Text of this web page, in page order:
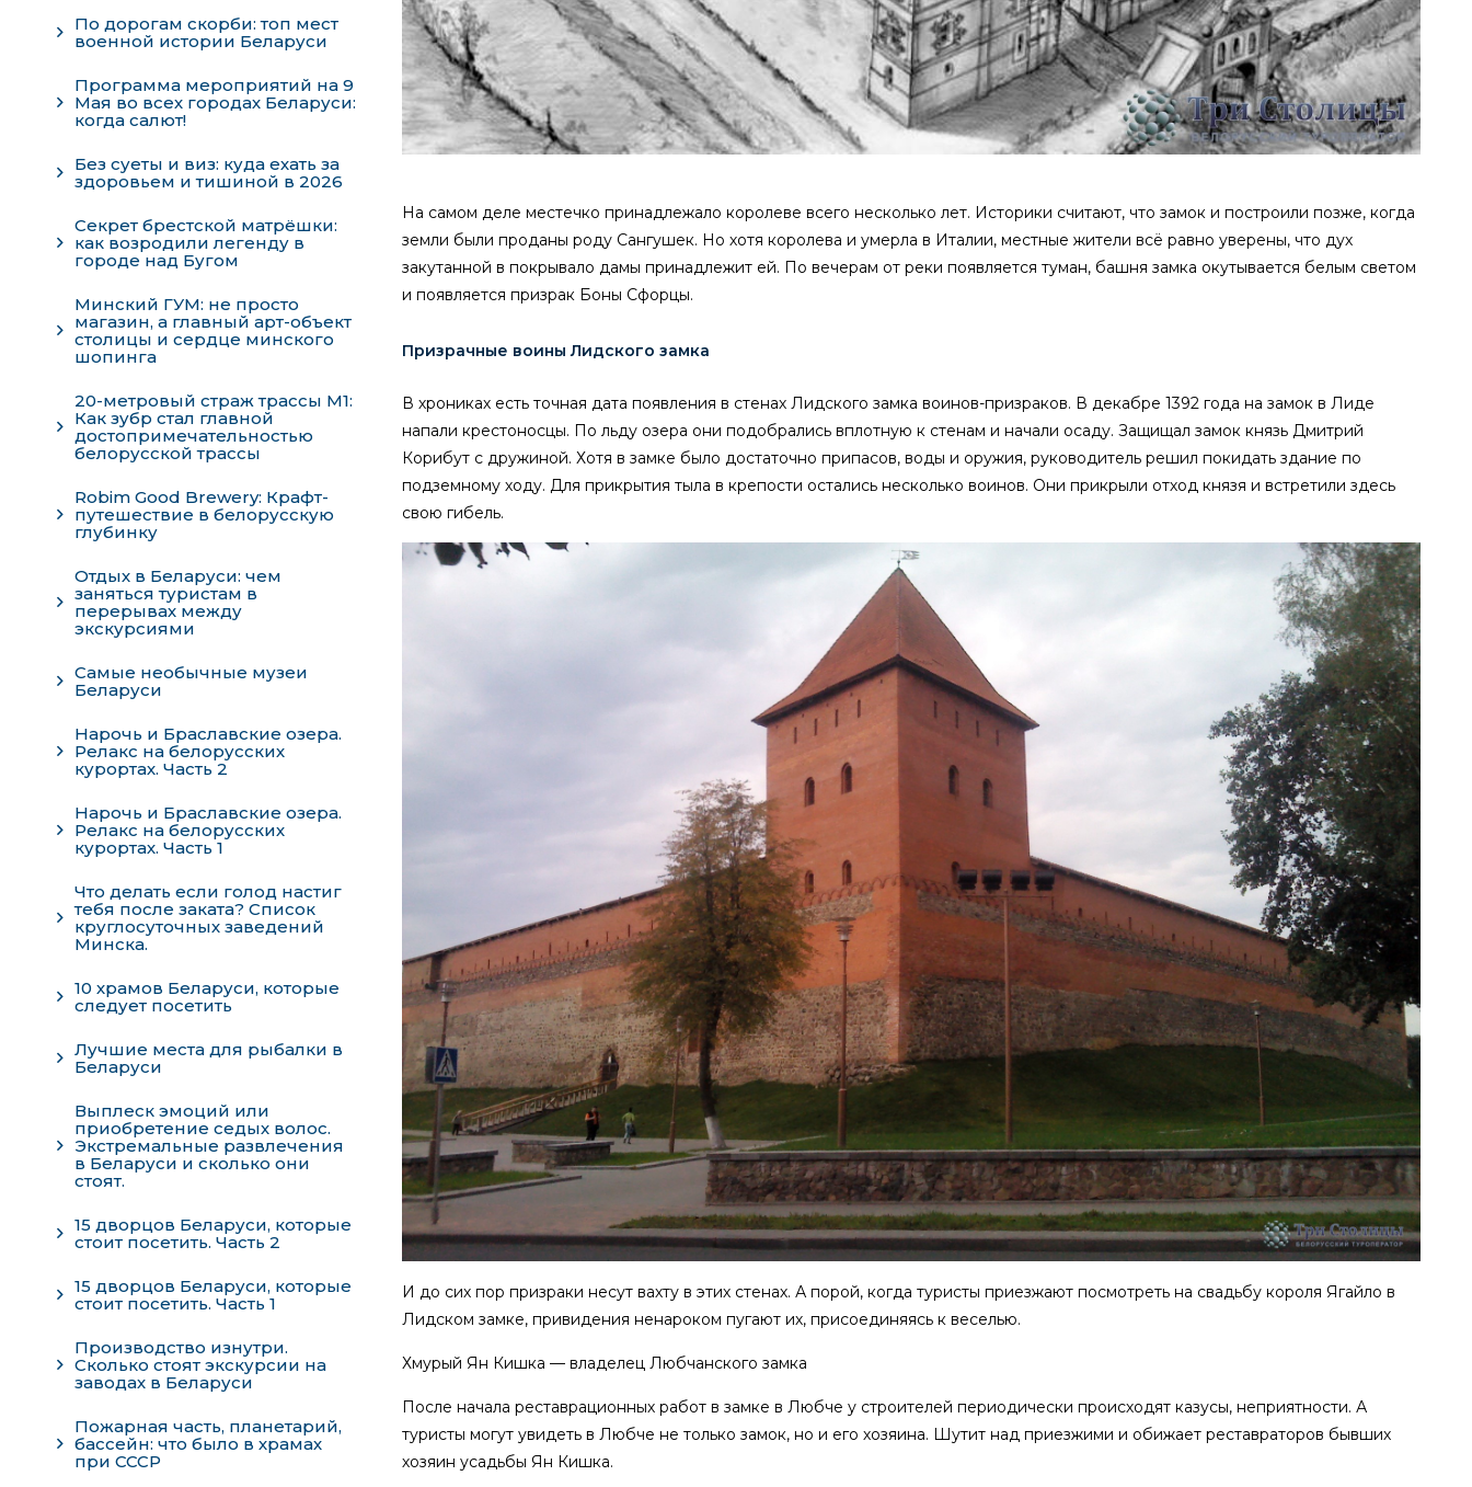
По дорогам скорби: топ мест
военной истории Беларуси
Программа мероприятий на 9
Мая во всех городах Беларуси:
когда салют!
Без суеты и виз: куда ехать за
здоровьем и тишиной в 2026
Секрет брестской матрёшки:
как возродили легенду в
городе над Бугом
Минский ГУМ: не просто
магазин, а главный арт-объект
столицы и сердце минского
шопинга
20-метровый страж трассы М1:
Как зубр стал главной
достопримечательностью
белорусской трассы
Robim Good Brewery: Крафт-
путешествие в белорусскую
глубинку
Отдых в Беларуси: чем
заняться туристам в
перерывах между
экскурсиями
Самые необычные музеи
Беларуси
Нарочь и Браславские озера.
Релакс на белорусских
курортах. Часть 2
Нарочь и Браславские озера.
Релакс на белорусских
курортах. Часть 1
Что делать если голод настиг
тебя после заката? Cписок
круглосуточных заведений
Минска.
10 храмов Беларуси, которые
следует посетить
Лучшие места для рыбалки в
Беларуси
Выплеск эмоций или
приобретение седых волос.
Экстремальные развлечения
в Беларуси и сколько они
стоят.
15 дворцов Беларуси, которые
стоит посетить. Часть 2
15 дворцов Беларуси, которые
стоит посетить. Часть 1
Производство изнутри.
Сколько стоят экскурсии на
заводах в Беларуси
Пожарная часть, планетарий,
бассейн: что было в храмах
при СССР
На самом деле местечко принадлежало королеве всего несколько лет. Историки считают, что замок и построили позже, когда
земли были проданы роду Сангушек. Но хотя королева и умерла в Италии, местные жители всё равно уверены, что дух
закутанной в покрывало дамы принадлежит ей. По вечерам от реки появляется туман, башня замка окутывается белым светом
и появляется призрак Боны Сфорцы.
Призрачные воины Лидского замка
В хрониках есть точная дата появления в стенах Лидского замка воинов-призраков. В декабре 1392 года на замок в Лиде
напали крестоносцы. По льду озера они подобрались вплотную к стенам и начали осаду. Защищал замок князь Дмитрий
Корибут с дружиной. Хотя в замке было достаточно припасов, воды и оружия, руководитель решил покидать здание по
подземному ходу. Для прикрытия тыла в крепости остались несколько воинов. Они прикрыли отход князя и встретили здесь
свою гибель.
И до сих пор призраки несут вахту в этих стенах. А порой, когда туристы приезжают посмотреть на свадьбу короля Ягайло в
Лидском замке, привидения ненароком пугают их, присоединяясь к веселью.
Хмурый Ян Кишка — владелец Любчанского замка
После начала реставрационных работ в замке в Любче у строителей периодически происходят казусы, неприятности. А
туристы могут увидеть в Любче не только замок, но и его хозяина. Шутит над приезжими и обижает реставраторов бывших
хозяин усадьбы Ян Кишка.